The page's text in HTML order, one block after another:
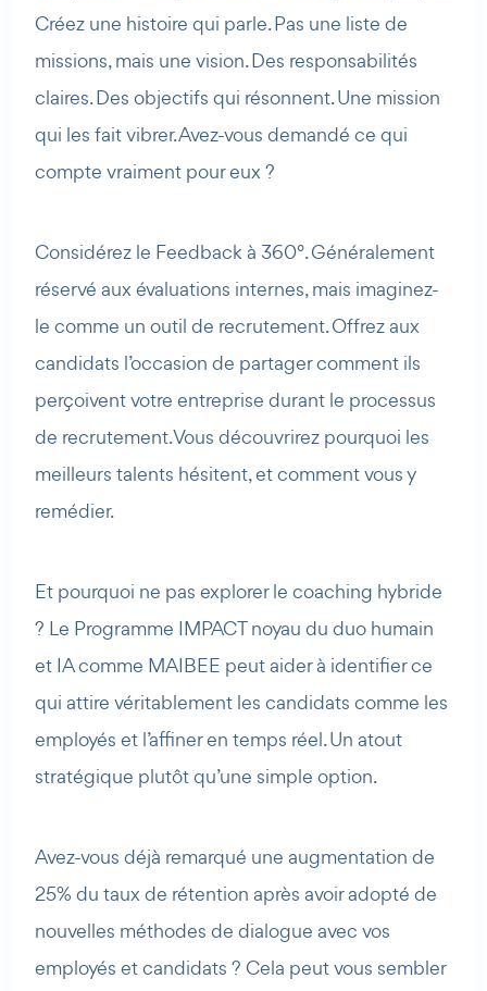
Créez une histoire qui parle. Pas une liste de
missions, mais une vision. Des responsabilités
claires. Des objectifs qui résonnent. Une mission
qui les fait vibrer. Avez-vous demandé ce qui
compte vraiment pour eux ?
Considérez le Feedback à 360°. Généralement
réservé aux évaluations internes, mais imaginez-
le comme un outil de recrutement. Offrez aux
candidats l’occasion de partager comment ils
perçoivent votre entreprise durant le processus
de recrutement. Vous découvrirez pourquoi les
meilleurs talents hésitent, et comment vous y
remédier.
Et pourquoi ne pas explorer le coaching hybride
? Le Programme IMPACT noyau du duo humain
et IA comme MAIBEE peut aider à identifier ce
qui attire véritablement les candidats comme les
employés et l’affiner en temps réel. Un atout
stratégique plutôt qu’une simple option.
Avez-vous déjà remarqué une augmentation de
25% du taux de rétention après avoir adopté de
nouvelles méthodes de dialogue avec vos
employés et candidats ? Cela peut vous sembler